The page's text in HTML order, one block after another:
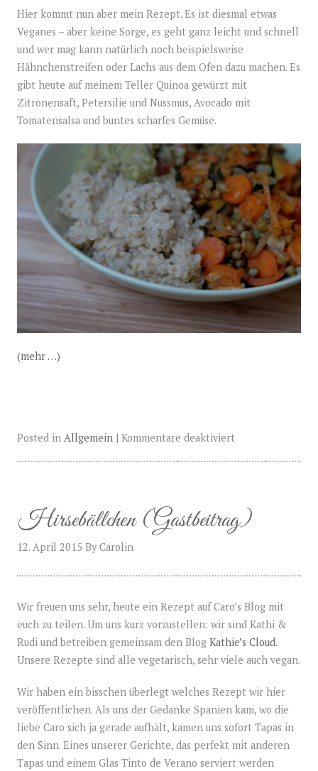
Hier kommt nun aber mein Rezept. Es ist diesmal etwas
Veganes – aber keine Sorge, es geht ganz leicht und schnell
und wer mag kann natürlich noch beispielsweise
Hähnchenstreifen oder Lachs aus dem Ofen dazu machen. Es
gibt heute auf meinem Teller Quinoa gewürzt mit
Zitronensaft, Petersilie und Nussmus, Avocado mit
Tomatensalsa und buntes scharfes Gemüse.
(mehr …)
Posted in Allgemein| Kommentare deaktiviert
Hirsebällchen (Gastbeitrag)
12. April 2015 ByCarolin
Wir freuen uns sehr, heute ein Rezept auf Caro’s Blog mit
euch zu teilen. Um uns kurz vorzustellen: wir sind Kathi &
Rudi und betreiben gemeinsam den Blog Kathie’s Cloud.
Unsere Rezepte sind alle vegetarisch, sehr viele auch vegan.
Wir haben ein bisschen überlegt welches Rezept wir hier
veröffentlichen. Als uns der Gedanke Spanien kam, wo die
liebe Caro sich ja gerade aufhält, kamen uns sofort Tapas in
den Sinn. Eines unserer Gerichte, das perfekt mit anderen
Tapas und einem Glas Tinto de Verano serviert werden